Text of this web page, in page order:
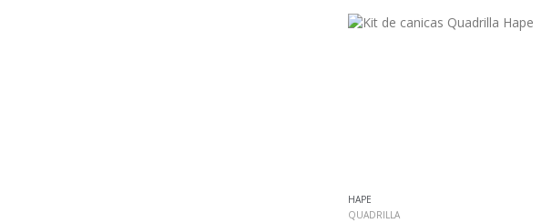
HAPE
QUADRILLA